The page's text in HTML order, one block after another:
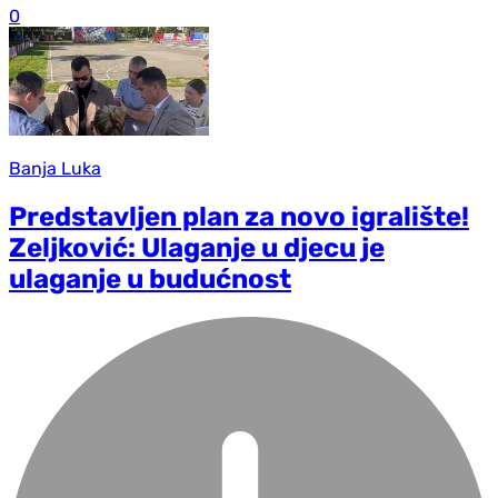
0
Banja Luka
Predstavljen plan za novo igralište!
Zeljković: Ulaganje u djecu je
ulaganje u budućnost